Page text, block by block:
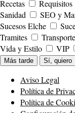
Recetas
Requisitos
Sanidad
SEO y
Sucesos Elche
Tramites
Transporte
Vida y Estilo
VIP
Más tarde Sí, quiero
Aviso Legal
Política de
Política de